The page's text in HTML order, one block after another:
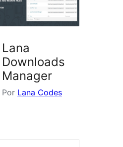
Lana
Downloads
Manager
Por Lana Codes